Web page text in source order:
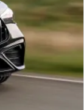
te
favorite